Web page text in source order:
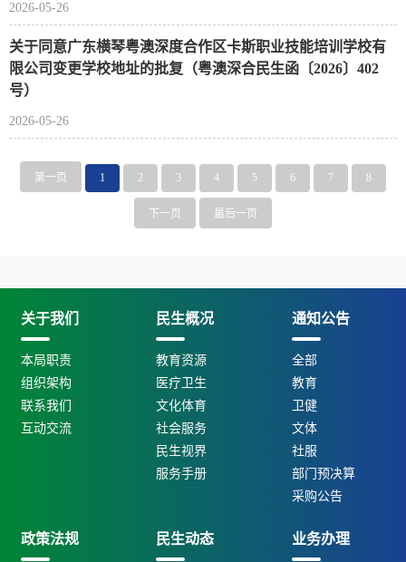
2026-05-26
关于同意广东横琴粤澳深度合作区卡斯职业技能培训学校有
限公司变更学校地址的批复（粤澳深合民生函〔2026〕402
号）
2026-05-26
第一页 1 2 3 4 5 6 7 8
下一页 最后一页
关于我们
本局职责
组织架构
联系我们
互动交流
民生概况
教育资源
医疗卫生
文化体育
社会服务
民生视界
服务手册
通知公告
全部
教育
卫健
文体
社服
部门预决算
采购公告
政策法规 民生动态 业务办理